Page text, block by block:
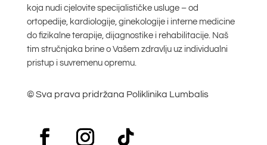
koja nudi cjelovite specijalističke usluge – od
ortopedije, kardiologije, ginekologije i interne medicine
do fizikalne terapije, dijagnostike i rehabilitacije. Naš
tim stručnjaka brine o Vašem zdravlju uz individualni
pristup i suvremenu opremu.
© Sva prava pridržana Poliklinika Lumbalis